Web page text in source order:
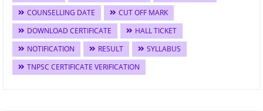
COUNSELLING DATE
CUT OFF MARK
DOWNLOAD CERTIFICATE
HALL TICKET
NOTIFICATION
RESULT
SYLLABUS
TNPSC CERTIFICATE VERIFICATION